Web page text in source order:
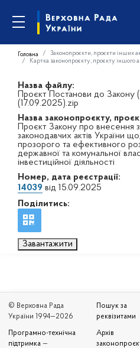
Головна Законопроєкти, проєкти інших
Картка законопроєкту, проєкту іншого
Назва файлу:
Проєкт Постанови до Закону
(17.09.2025).zip
Назва законопроєкту,
Проєкт Закону про внесення
законодавчих актів України
прозорого та ефективного
державної та комунальної
інвестиційної діяльності
Номер, дата реєстрації:
14039 від 15.09.2025
Поділитись:
Завантажити
© Верховна Рада
України 1994—2026
Програмно-технічна
підтримка —
Пошук за
реквізитами
Архів